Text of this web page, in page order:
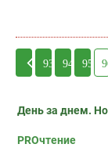
93 94 95
День за днем.
PROчтение